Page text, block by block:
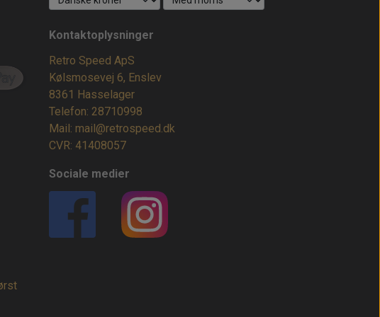
Kontaktoplysninger
Retro Speed ApS
Kølsmosevej 6, Enslev
8361 Hasselager
Telefon: 28710998
Mail: mail@retrospeed.dk
CVR: 41408057
Sociale medier